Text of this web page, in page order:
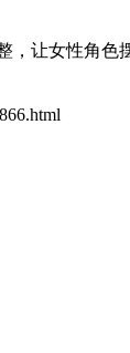
，让女性角色